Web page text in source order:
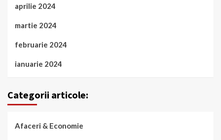
aprilie 2024
martie 2024
februarie 2024
ianuarie 2024
Categorii articole:
Afaceri & Economie